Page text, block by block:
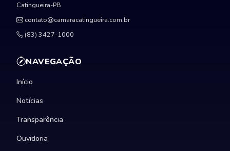
Catingueira-PB
contato@camaracatingueira.com.br
(83) 3427-1000
NAVEGAÇÃO
Início
Notícias
Transparência
Ouvidoria